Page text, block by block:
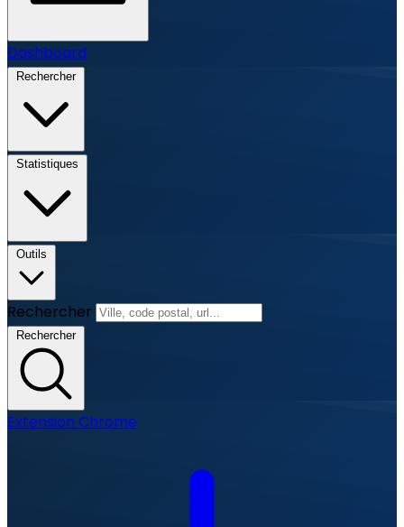
Dashboard
Rechercher
Statistiques
Outils
Rechercher
Rechercher
Extension Chrome